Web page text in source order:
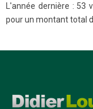
L'année dernière : 53
pour un montant total